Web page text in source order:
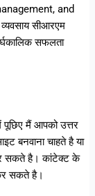
and
सीआरएम
सफलता
मैं आपको उत्तर
बनवाना चाहते है या
सकते है। कांटेक्ट के
सकते है।